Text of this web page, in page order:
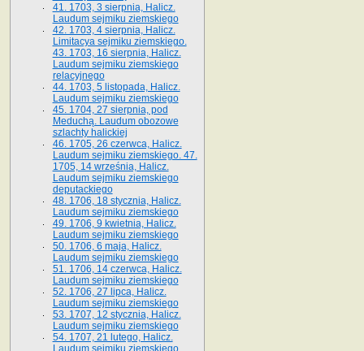
41­. 1703, 3 sierpnia, Halicz.
Laudum sejmiku ziemskiego
42. 1703, 4 sierpnia, Halicz.
Limitacya sejmiku ziemskiego.
43. 1703, 16 sierpnia, Halicz.
Laudum sejmiku ziemskiego
relacyjnego
44. 1703, 5 listopada, Halicz.
Laudum sejmiku ziemskiego
45. 1704, 27 sierpnia, pod
Meduchą. Laudum obozowe
szlachty halickiej
46. 1705, 26 czerwca, Halicz.
Laudum sejmiku ziemskiego. 47.
1705, 14 września, Halicz.
Laudum sejmiku ziemskiego
deputackiego
48. 1706, 18 stycznia, Halicz.
Laudum sejmiku ziemskiego
49. 1706, 9 kwietnia, Halicz.
Laudum sejmiku ziemskiego
50. 1706, 6 maja, Halicz.
Laudum sejmiku ziemskiego
51. 1706, 14 czerwca, Halicz.
Laudum sejmiku ziemskiego
52. 1706, 27 lipca, Halicz.
Laudum sejmiku ziemskiego
53. 1707, 12 stycznia, Halicz.
Laudum sejmiku ziemskiego
54. 1707, 21 lutego, Halicz.
Laudum sejmiku ziemskiego